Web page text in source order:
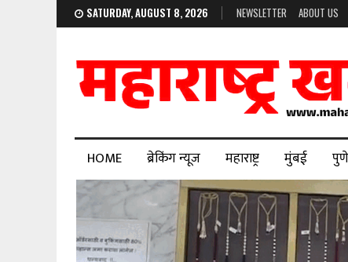
SATURDAY, AUGUST 8, 2026 NEWSLETTER ABOUT US
HOME ब्रेकिंग न्यूज महाराष्ट्र मुंबई पुणे